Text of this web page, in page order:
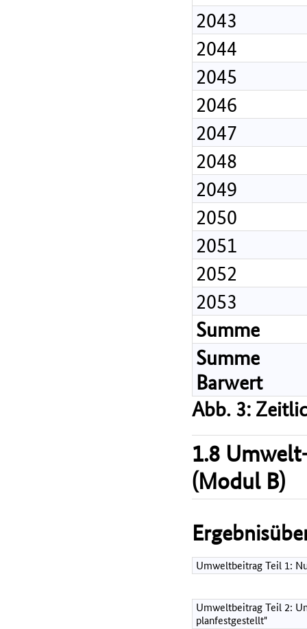
2043
2044
2045
2046
2047
2048
2049
2050
2051
2052
2053
Summe
Summe
Barwert
Abb. 3:
1.8
(Modul B)
Umweltbeitrag Teil 1:
Umweltbeitrag Teil 2:
planfestgestellt"